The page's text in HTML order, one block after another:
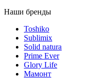
Наши бренды
Toshiko
Sublimix
Solid natura
Prime Ever
Glory Life
Мамонт